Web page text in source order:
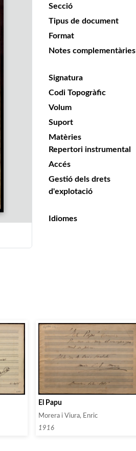
Secció
Tipus de document
Format
Notes complementàries
Signatura
Codi Topogràfic
Volum
Suport
Matèries
Repertori instrumental
Accés
Gestió dels drets
d'explotació
Idiomes
El Papu
Morera i Viura, Enric
1916